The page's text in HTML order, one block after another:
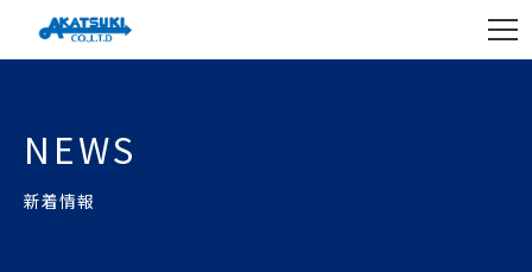
NEWS
新着情報